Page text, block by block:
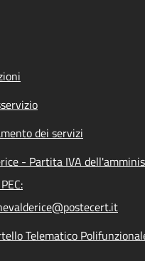
dei servizi
- Partita IVA
Telematico